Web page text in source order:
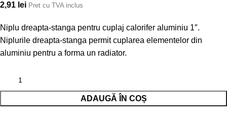
2,91 lei Pret cu TVA inclus
Niplu dreapta-stanga pentru cuplaj calorifer aluminiu 1″.
Niplurile dreapta-stanga permit cuplarea elementelor din
aluminiu pentru a forma un radiator.
ADAUGĂ ÎN COȘ